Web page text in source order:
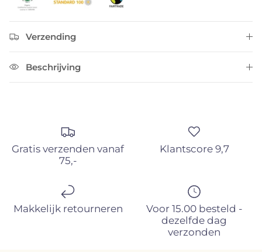
Verzending
Beschrijving
Gratis verzenden vanaf
75,-
Klantscore 9,7
Makkelijk retourneren
Voor 15.00 besteld -
dezelfde dag
verzonden
Schrijf je nu in voor onze nieuwsbrief en ontvang
exclusieve updates, aanbiedingen én direct 10%
korting op je eerste bestelling!